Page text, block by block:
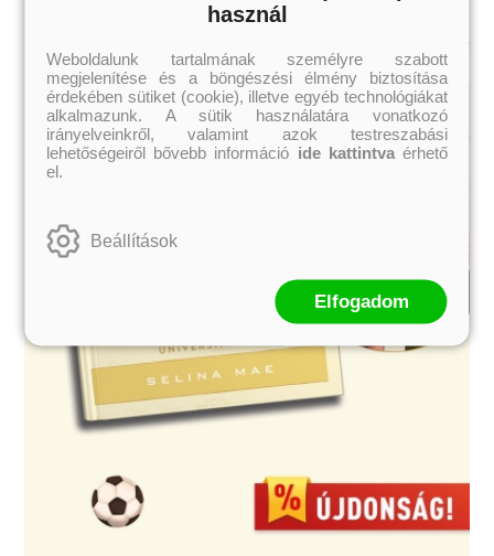
használ
Weboldalunk tartalmának személyre szabott
megjelenítése és a böngészési élmény biztosítása
érdekében sütiket (cookie), illetve egyéb technológiákat
alkalmazunk. A sütik használatára vonatkozó
irányelveinkről, valamint azok testreszabási
lehetőségeiről bővebb információ ide kattintvaérhető
el.
Beállítások
Elfogadom